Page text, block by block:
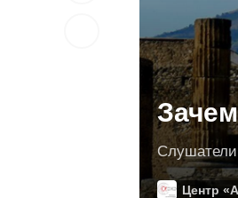
Центр